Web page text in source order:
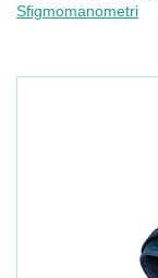
Sfigmomanometri